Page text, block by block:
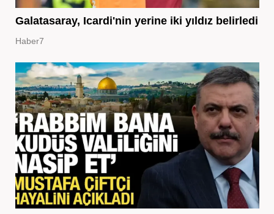
Galatasaray, Icardi'nin yerine iki yıldız belirledi
Haber7